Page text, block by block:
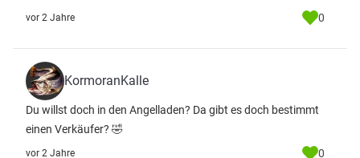
vor 2 Jahre 0
KormoranKalle
Du willst doch in den Angelladen? Da gibt es doch bestimmt
einen Verkäufer? 🤣
vor 2 Jahre 0